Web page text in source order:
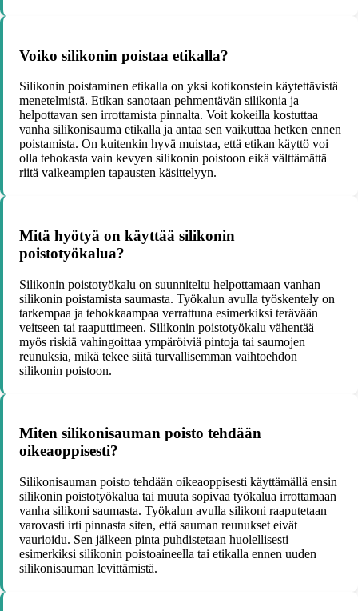
Voiko silikonin poistaa etikalla?
Silikonin poistaminen etikalla on yksi kotikonstein käytettävistä
menetelmistä. Etikan sanotaan pehmentävän silikonia ja
helpottavan sen irrottamista pinnalta. Voit kokeilla kostuttaa
vanha silikonisauma etikalla ja antaa sen vaikuttaa hetken ennen
poistamista. On kuitenkin hyvä muistaa, että etikan käyttö voi
olla tehokasta vain kevyen silikonin poistoon eikä välttämättä
riitä vaikeampien tapausten käsittelyyn.
Mitä hyötyä on käyttää silikonin
poistotyökalua?
Silikonin poistotyökalu on suunniteltu helpottamaan vanhan
silikonin poistamista saumasta. Työkalun avulla työskentely on
tarkempaa ja tehokkaampaa verrattuna esimerkiksi terävään
veitseen tai raaputtimeen. Silikonin poistotyökalu vähentää
myös riskiä vahingoittaa ympäröiviä pintoja tai saumojen
reunuksia, mikä tekee siitä turvallisemman vaihtoehdon
silikonin poistoon.
Miten silikonisauman poisto tehdään
oikeaoppisesti?
Silikonisauman poisto tehdään oikeaoppisesti käyttämällä ensin
silikonin poistotyökalua tai muuta sopivaa työkalua irrottamaan
vanha silikoni saumasta. Työkalun avulla silikoni raaputetaan
varovasti irti pinnasta siten, että sauman reunukset eivät
vaurioidu. Sen jälkeen pinta puhdistetaan huolellisesti
esimerkiksi silikonin poistoaineella tai etikalla ennen uuden
silikonisauman levittämistä.